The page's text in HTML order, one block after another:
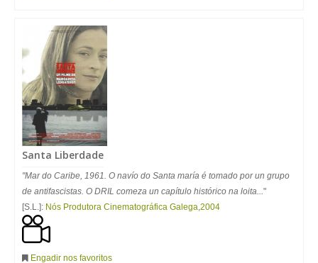
Santa Liberdade
"Mar do Caribe, 1961. O navío do Santa maría é tomado por un grupo
de antifascistas. O DRIL comeza un capítulo histórico na loita..."
[S.L.]: Nós Produtora Cinematográfica Galega,2004
Engadir nos favoritos